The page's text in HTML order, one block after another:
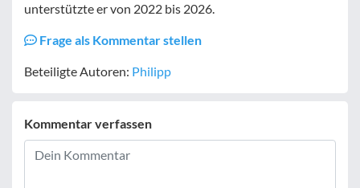
unterstützte er von 2022 bis 2026.
Frage als Kommentar stellen
Beteiligte Autoren: Philipp
Kommentar verfassen